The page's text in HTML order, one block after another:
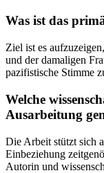
Was ist das
Ziel ist es
und der damaligen
pazifistische Stimme
Welche
Ausarbeitung
Die Arbeit stützt sich
Einbeziehung
Autorin und